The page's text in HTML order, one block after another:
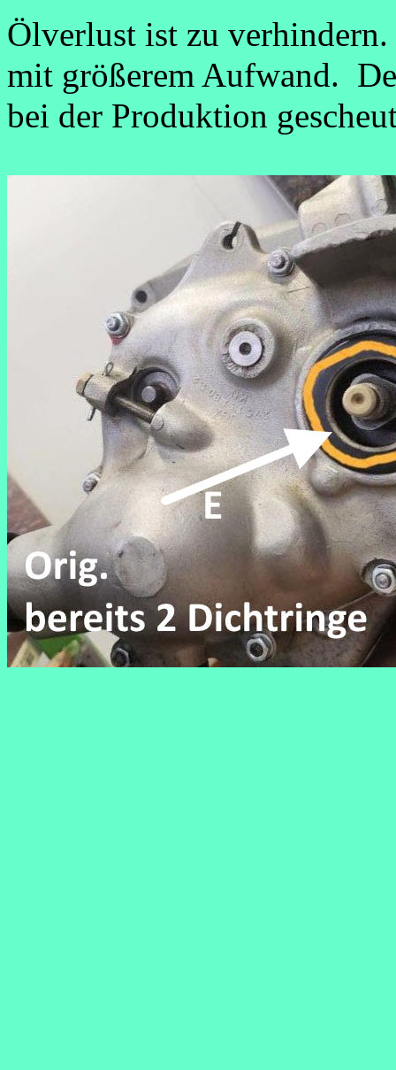
Ölverlust ist zu
mit größerem Aufwand.
bei der Produktion